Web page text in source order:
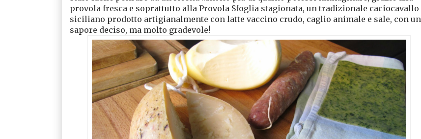
provola fresca e soprattutto alla Provola Sfoglia stagionata, un tradizionale caciocavallo
siciliano prodotto artigianalmente con latte vaccino crudo, caglio animale e sale, con un
sapore deciso, ma molto gradevole!